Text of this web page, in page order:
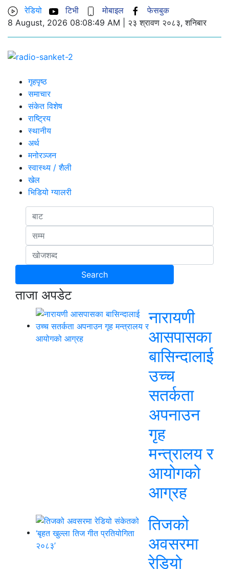
रेडियो टिभी मोबाइल
फेसबुक
8 August, 2026 08:08:49 AM | २३ श्रावण २०८३, शनिबार
गृहपृष्ठ
समाचार
संकेत विशेष
राष्ट्रिय
स्थानीय
अर्थ
मनोरञ्जन
स्वास्थ्य / शैली
खेल
भिडियो ग्यालरी
ताजा अपडेट
नारायणी
आसपासका
बासिन्दालाई
उच्च
सतर्कता
अपनाउन
गृह
मन्त्रालय र
आयोगको
आग्रह
तिजको
अवसरमा
रेडियो